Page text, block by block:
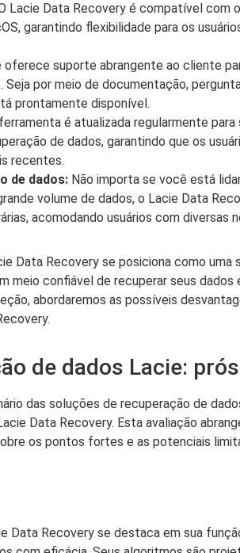
Lacie Data Recovery é compatível com
garantindo flexibilidade para os
oferece suporte abrangente ao cliente
Seja por meio de documentação,
prontamente disponível.
é atualizada regularmente para
de dados, garantindo que os
recentes.
de dados: Não importa se você está
volume de dados, o Lacie Data
acomodando usuários com diversas
Data Recovery se posiciona como uma
meio confiável de recuperar seus dados
abordaremos as possíveis
de dados Lacie:
das soluções de recuperação de
Data Recovery. Esta avaliação
os pontos fortes e as potenciais
Data Recovery se destaca em sua